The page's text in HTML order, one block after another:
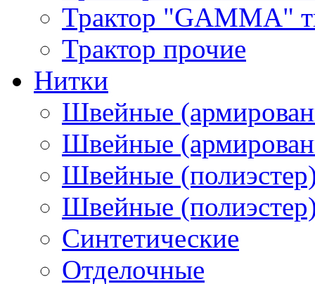
Трактор "GAMMA"
Трактор прочие
Нитки
Швейные
Швейные
Швейные
Швейные
Синтетические
Отделочные